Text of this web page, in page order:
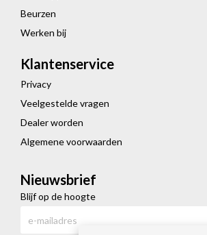
Beurzen
Werken bij
Klantenservice
Privacy
Veelgestelde vragen
Dealer worden
Algemene voorwaarden
Nieuwsbrief
Blijf op de hoogte